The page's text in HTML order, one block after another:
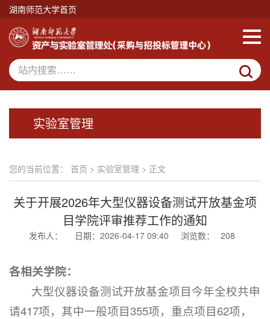
湖南师范大学首页
实验室管理
您的当前位置： 首页 > 实验室管理 > 正文
关于开展2026年大型仪器设备测试开放基金项
目学院评审推荐工作的通知
发布人： 日期：2026-04-17 09:40 浏览数： 208
各相关学院：
大型仪器设备测试开放基金项目今年全校共申
请417项，其中一般项目355项，重点项目62项，